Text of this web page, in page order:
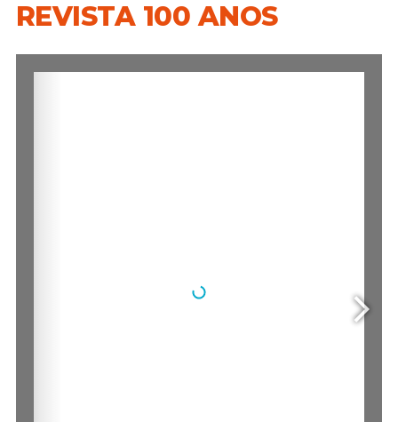
REVISTA 100 ANOS